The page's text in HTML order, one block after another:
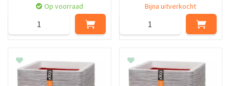
Op voorraad Bijna uitverkocht